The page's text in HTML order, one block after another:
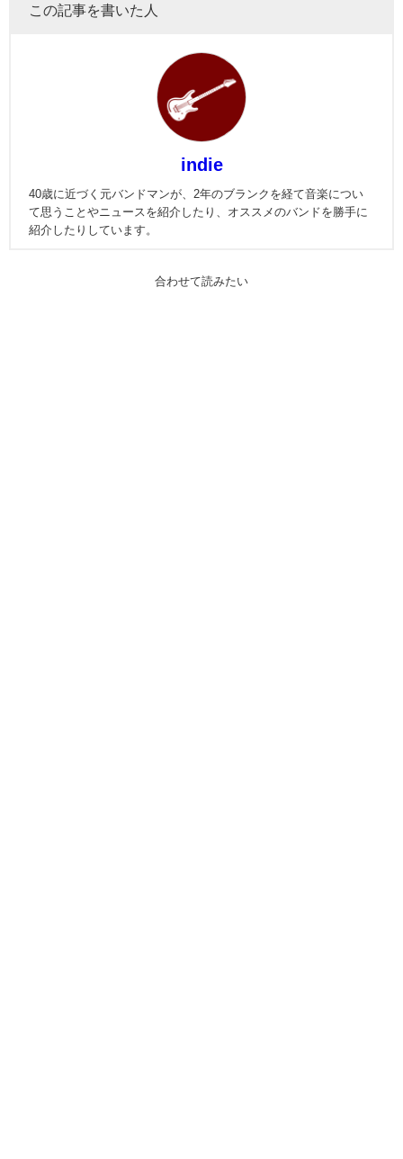
この記事を書いた人
indie
40歳に近づく元バンドマンが、2年のブランクを経て音楽につい
て思うことやニュースを紹介したり、オススメのバンドを勝手に
紹介したりしています。
合わせて読みたい